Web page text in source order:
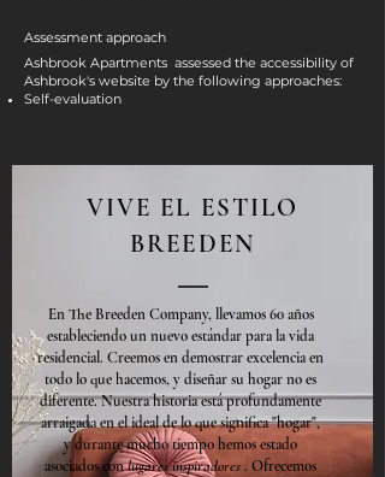
Assessment approach
Ashbrook Apartments assessed the accessibility of
Ashbrook's website by the following approaches:
Self-evaluation
VIVE EL ESTILO
BREEDEN
En The Breeden Company, llevamos 60 años
estableciendo un nuevo estándar para la vida
residencial. Creemos en demostrar excelencia en
todo lo que hacemos, y diseñar su hogar no es
diferente. Nuestra historia está profundamente
arraigada en el ideal de lo que significa "hogar",
y durante mucho tiempo hemos estado
asociados conlugares inspiradores. Ofrecemos